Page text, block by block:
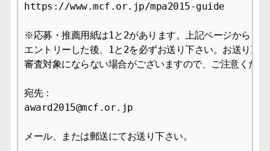
https://www.mcf.or.jp/mpa2015-guide
※応募・推薦用紙は1と2があります。上記ページから
エントリーした後、1と2を必ずお送り下さい。お送り頂
審査対象にならない場合がございますので、ご注意くださ
宛先：
award2015@mcf.or.jp
メール、または郵送にてお送り下さい。